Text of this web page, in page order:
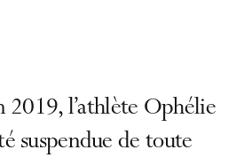
2019, l’athlète Ophélie
suspendue de toute